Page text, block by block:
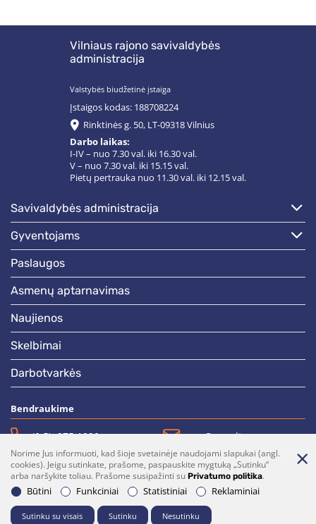
Vilniaus rajono savivaldybės
administracija
Valstybės biudžetinė įstaiga
Įstaigos kodas: 188708224
Rinktinės g. 50, LT-09318 Vilnius
Darbo laikas:
I-IV – nuo 7.30 val. iki 16.30 val.
V – nuo 7.30 val. iki 15.15 val.
Pietų pertrauka nuo 11.30 val. iki 12.15 val.
savivaldybės administracija
gyventojams
paslaugos
asmenų aptarnavimas
naujienos
skelbimai
darbotvarkės
Bendraukime
(0 5)  275 1990 vrsa@vrsa.lt
Facebook Youtube
Prenumerata Parašykite mums
Norime Jus informuoti, kad šioje svetainėje naudojami slapukai (angl.
cookies). Jeigu sutinkate, prašome, paspauskite mygtuką „Sutinku“
arba naršykite toliau. Prašome susipažinti su Privatumo politika.
Būtini
Funkciniai Statistiniai Reklaminiai
Sutinku su visais Sutinku Nesutinku